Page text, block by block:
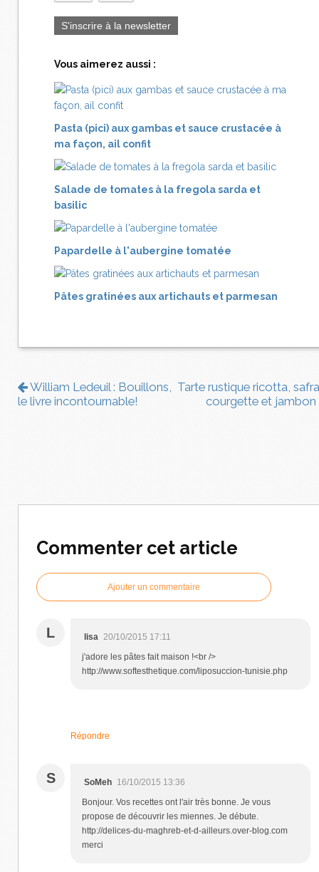
S'inscrire à la newsletter
Vous aimerez aussi :
Pasta (pici) aux gambas et sauce crustacée à
ma façon, ail confit
Salade de tomates à la fregola sarda et
basilic
Papardelle à l'aubergine tomatée
Pâtes gratinées aux artichauts et parmesan
William Ledeuil : Bouillons,
le livre incontournable!
Tarte rustique ricotta,
courgette et jambon
Commenter cet article
Ajouter un commentaire
L lisa 20/10/2015 17:11
j'adore les pâtes fait maison !<br />
http://www.softesthetique.com/liposuccion-tunisie.php
Répondre
S SoMeh 16/10/2015 13:36
Bonjour. Vos recettes ont l'air très bonne. Je vous
propose de découvrir les miennes. Je débute.
http://delices-du-maghreb-et-d-ailleurs.over-blog.com
merci